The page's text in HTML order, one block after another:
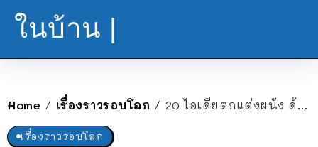
ในบ้าน |
Home / เรื่องราวรอบโลก / 20 ไอเดียตกแต่งผนัง ด้วยกรอบรูปจากไม้พาเลท ทำง่ายๆ ประหยัดงบ
เรื่องราวรอบโลก